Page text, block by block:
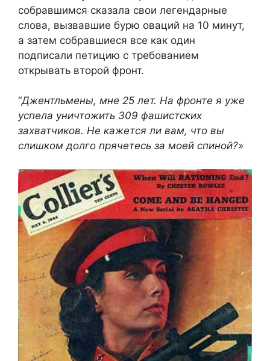
собравшимся сказала свои легендарные
слова, вызвавшие бурю оваций на 10 минут,
а затем собравшиеся все как один
подписали петицию с требованием
открывать второй фронт.
“Джентльмены, мне 25 лет. На фронте я уже
успела уничтожить 309 фашистских
захватчиков. Не кажется ли вам, что вы
слишком долго прячетесь за моей спиной?»